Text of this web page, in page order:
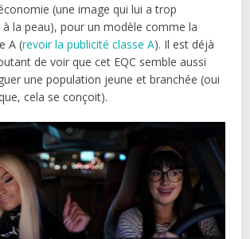
(une image qui lui a trop
la peau), pour un modèle comme la
A (revoir la publicité classe A). Il est déjà
de voir que cet EQC semble aussi
une population jeune et branchée (oui
cela se conçoit).